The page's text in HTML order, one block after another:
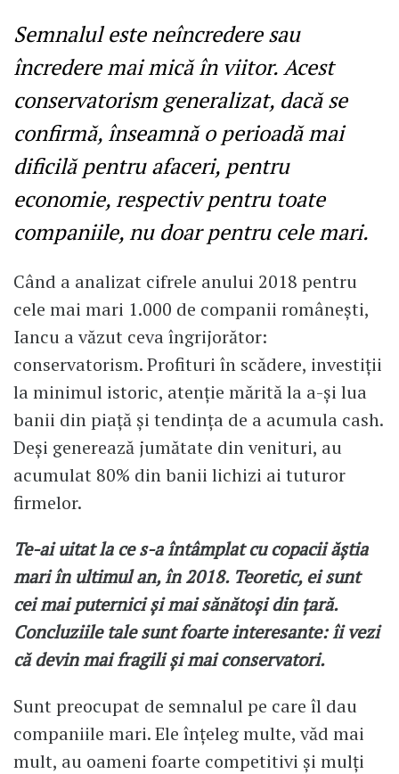
Semnalul este neîncredere sau
încredere mai mică în viitor. Acest
conservatorism generalizat, dacă se
confirmă, înseamnă o perioadă mai
dificilă pentru afaceri, pentru
economie, respectiv pentru toate
companiile, nu doar pentru cele mari.
Când a analizat cifrele anului 2018 pentru
cele mai mari 1.000 de companii românești,
Iancu a văzut ceva îngrijorător:
conservatorism. Profituri în scădere, investiții
la minimul istoric, atenție mărită la a-și lua
banii din piață și tendința de a acumula cash.
Deși generează jumătate din venituri, au
acumulat 80% din banii lichizi ai tuturor
firmelor.
Te-ai uitat la ce s-a întâmplat cu copacii ăștia
mari în ultimul an, în 2018. Teoretic, ei sunt
cei mai puternici și mai sănătoși din țară.
Concluziile tale sunt foarte interesante: îi vezi
că devin mai fragili și mai conservatori.
Sunt preocupat de semnalul pe care îl dau
companiile mari. Ele înțeleg multe, văd mai
mult, au oameni foarte competitivi și mulți